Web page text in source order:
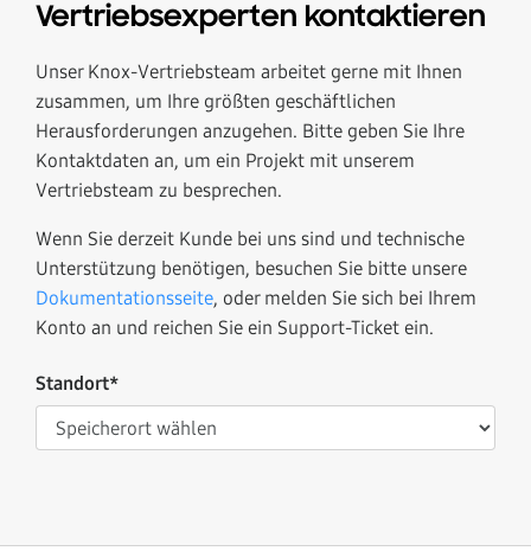
Vertriebsexperten kontaktieren
Unser Knox-Vertriebsteam arbeitet gerne mit Ihnen
zusammen, um Ihre größten geschäftlichen
Herausforderungen anzugehen. Bitte geben Sie Ihre
Kontaktdaten an, um ein Projekt mit unserem
Vertriebsteam zu besprechen.
Wenn Sie derzeit Kunde bei uns sind und technische
Unterstützung benötigen, besuchen Sie bitte unsere
Dokumentationsseite, oder melden Sie sich bei Ihrem
Konto an und reichen Sie ein Support-Ticket ein.
Standort*